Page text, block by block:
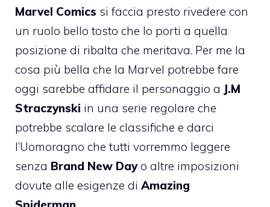
Marvel Comics si faccia presto rivedere con
un ruolo bello tosto che lo porti a quella
posizione di ribalta che meritava. Per me la
cosa più bella che la Marvel potrebbe fare
oggi sarebbe affidare il personaggio a J.M
Straczynski in una serie regolare che
potrebbe scalare le classifiche e darci
l’Uomoragno che tutti vorremmo leggere
senza Brand New Dayo altre imposizioni
dovute alle esigenze di Amazing